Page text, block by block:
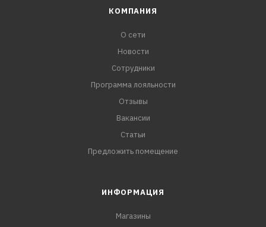
КОМПАНИЯ
О сети
Новости
Сотрудники
Программа лояльности
Отзывы
Вакансии
Статьи
Предложить помещение
ИНФОРМАЦИЯ
Магазины